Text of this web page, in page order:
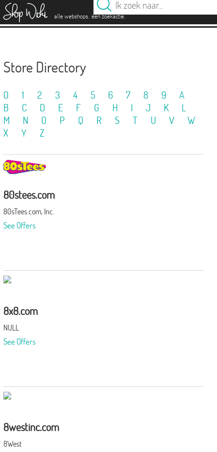
alle webshops. één zoekactie.
Store Directory
0 1 2 3 4 5 6 7 8 9
A
B
C D E F G H I J K
L
M
N O P Q R S T U V
W
X
Y Z
80stees.com
80sTees.com, Inc.
See Offers
8x8.com
NULL
See Offers
8westinc.com
8West